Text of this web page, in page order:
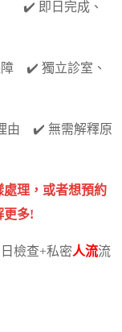
即日完成、
✔️ 獨立診室、
由 ✔️ 無需解釋原
理，或者想預約
更多!
檢查+私密人流流